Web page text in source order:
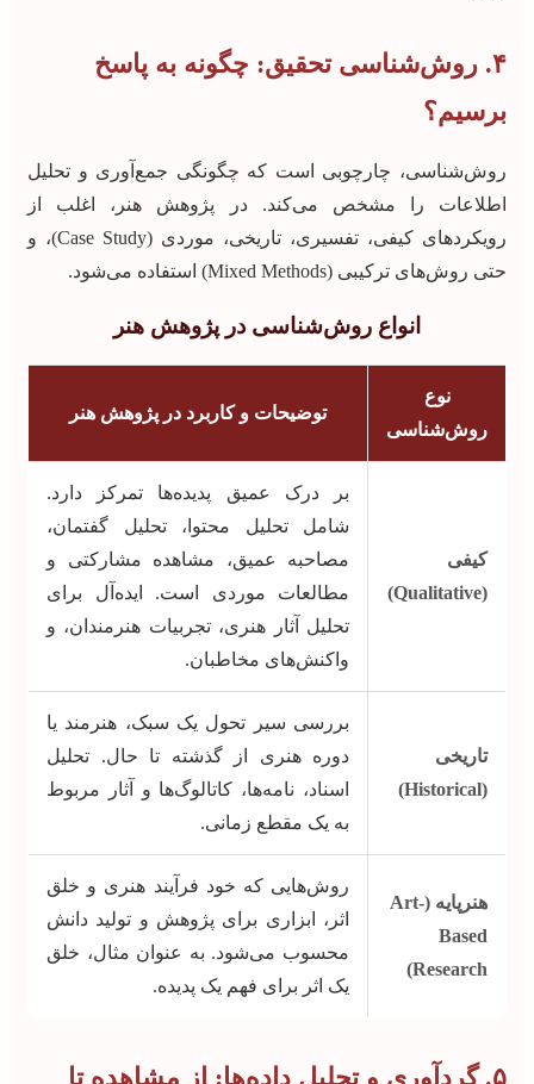
۴. روش‌شناسی تحقیق: چگونه به پاسخ
برسیم؟
روش‌شناسی، چارچوبی است که چگونگی جمع‌آوری و تحلیل
اطلاعات را مشخص می‌کند. در پژوهش هنر، اغلب از
رویکردهای کیفی، تفسیری، تاریخی، موردی (Case Study)، و
حتی روش‌های ترکیبی (Mixed Methods) استفاده می‌شود.
انواع روش‌شناسی در پژوهش هنر
نوع
روش‌شناسی
توضیحات و کاربرد در پژوهش هنر
کیفی
(Qualitative)
بر درک عمیق پدیده‌ها تمرکز دارد.
شامل تحلیل محتوا، تحلیل گفتمان،
مصاحبه عمیق، مشاهده مشارکتی و
مطالعات موردی است. ایده‌آل برای
تحلیل آثار هنری، تجربیات هنرمندان، و
واکنش‌های مخاطبان.
تاریخی
(Historical)
بررسی سیر تحول یک سبک، هنرمند یا
دوره هنری از گذشته تا حال. تحلیل
اسناد، نامه‌ها، کاتالوگ‌ها و آثار مربوط
به یک مقطع زمانی.
هنرپایه (Art-
Based
Research)
روش‌هایی که خود فرآیند هنری و خلق
اثر، ابزاری برای پژوهش و تولید دانش
محسوب می‌شود. به عنوان مثال، خلق
یک اثر برای فهم یک پدیده.
۵. گردآوری و تحلیل داده‌ها: از مشاهده تا